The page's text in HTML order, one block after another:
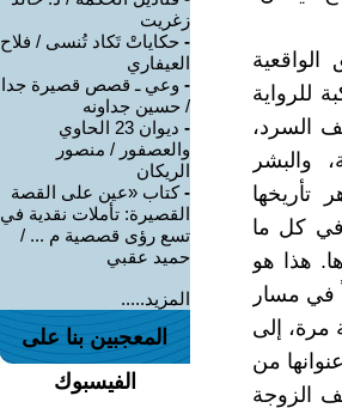
للرواية
السرد،
والبشر
تأريخها
في كل ما
هذا هو
في مسار
مرة، إلى
من
الزوجة
زغريت
- حكاياتْ تَكاد تُنسى / فلاح
العيفاري
- وعي ـ قصص قصيرة جدا
/ حسين جداونه
-
ديوان 23 الحاوي
والعصفور / منصور
الريكان
-كتاب «عين على القصة
القصيرة: تأملات نقدية في
تسع رؤى قصصية م ... /
حميد عقبي
المزيد.....
المعجبين بنا على
الفيسبوك